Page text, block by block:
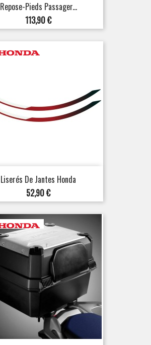
Repose-Pieds Passager...
Prix
113,90 €
Liserés De Jantes Honda
Prix
52,90 €